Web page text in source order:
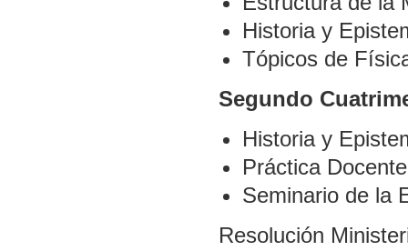
Historia y
Tópicos de
Segundo
Historia y
Práctica
Seminario de la
Resolución